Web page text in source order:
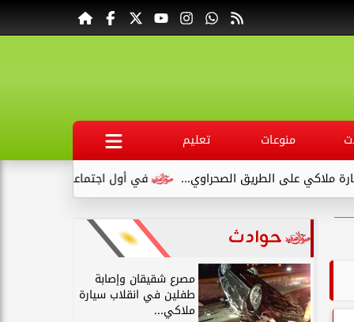
منوعات
تعليم
في أول اجتماعاته .. وكيل صحة قنا يناقش مع
الصحراوي...
حوادث
مصرع شقيقان وإصابة
طفلين في انقلاب سيارة
ملاكي...